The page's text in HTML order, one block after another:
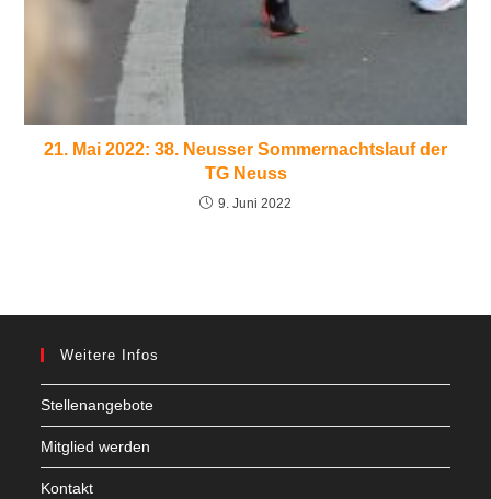
21. Mai 2022: 38. Neusser Sommernachtslauf der
TG Neuss
9. Juni 2022
Weitere Infos
Stellenangebote
Mitglied werden
Kontakt